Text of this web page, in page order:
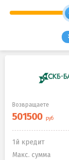
Возвращаете
1й кредит
Макс. сумма